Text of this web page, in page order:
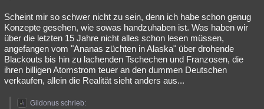
Scheint mir so schwer nicht zu sein, denn ich habe schon genug
Konzepte gesehen, wie sowas handzuhaben ist. Was haben wir
über die letzten 15 Jahre nicht alles schon lesen müssen,
angefangen vom "Ananas züchten in Alaska" über drohende
Blackouts bis hin zu lachenden Tschechen und Franzosen, die
ihren billigen Atomstrom teuer an den dummen Deutschen
verkaufen, allein die Realität sieht anders aus...
Gildonus schrieb: